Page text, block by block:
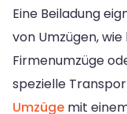
Eine Beiladung
von Umzügen,
Firmenumzüge
spezielle
Umzüge mit